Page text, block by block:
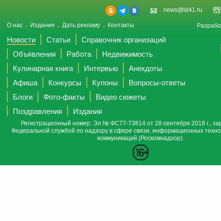
news@id41.ru
О нас Издания Дать рекламу Контакты
Новости Статьи
Справочник организаций
Объявления
Работа
Недвижимость
Кулинарная книга
Интервью
Анекдоты
Афиша
Конкурсы Купоны
Вопросы-ответы
Блоги
Фото-факты
Видео сюжеты
Поздравления
Издания
Регистрационный номер: Эл № ФС77-73814 от 28 сентября 2018 г.,
Федеральной службой по надзору в сфере связи, информационных
коммуникаций (Роскомнадзор).